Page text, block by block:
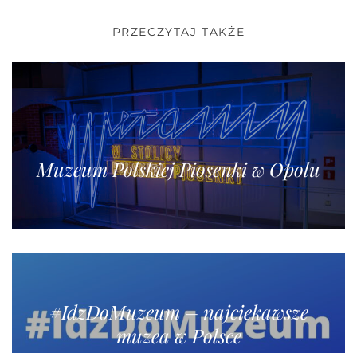
PRZECZYTAJ TAKŻE
Muzeum Polskiej Piosenki w Opolu
#IdzDoMuzeum – najciekawsze
muzea w Polsce